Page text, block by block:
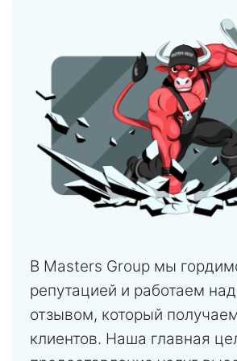
В Masters Group мы
репутацией и работаем
отзывом, который
клиентов. Наша главная